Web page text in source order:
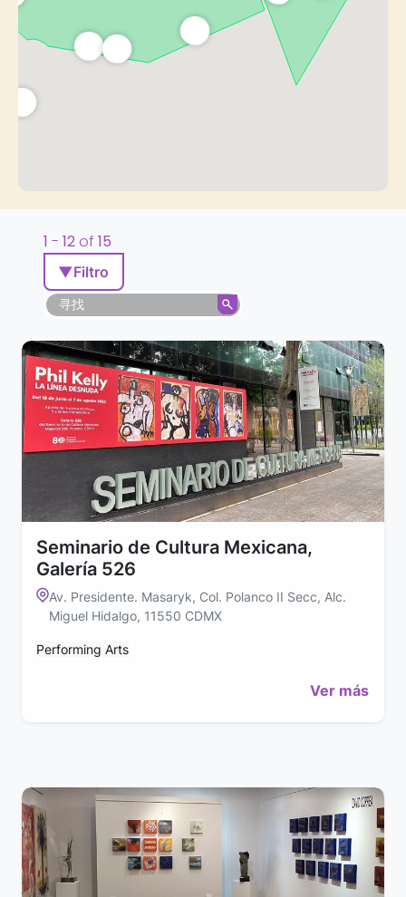
1 - 12 of 15
▼Filtro
Seminario de Cultura Mexicana,
Galería 526
Av. Presidente. Masaryk, Col. Polanco II Secc, Alc.
Miguel Hidalgo, 11550 CDMX
Performing Arts
Ver más